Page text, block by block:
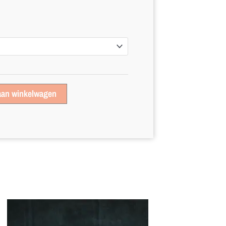
winkelwagen